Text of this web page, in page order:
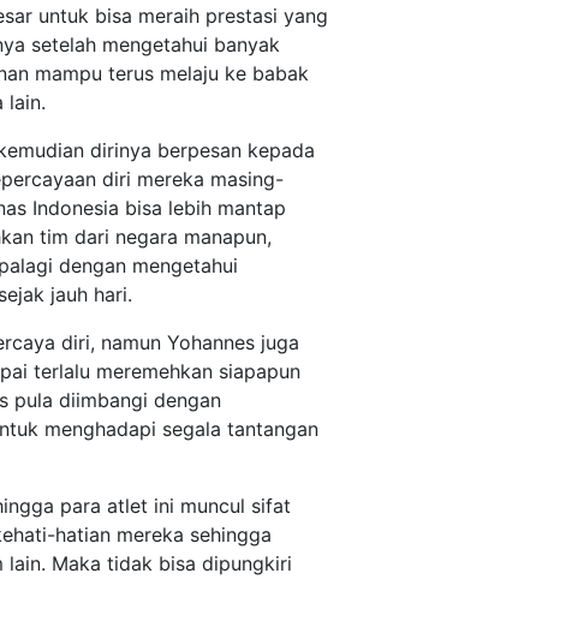
untuk bisa meraih prestasi yang
setelah mengetahui banyak
mampu terus melaju ke babak
lain.
dirinya berpesan kepada
diri mereka masing-
Indonesia bisa lebih mantap
tim dari negara manapun,
dengan mengetahui
jauh hari.
diri, namun Yohannes juga
terlalu meremehkan siapapun
pula diimbangi dengan
menghadapi segala tantangan
para atlet ini muncul sifat
hatian mereka sehingga
lain. Maka tidak bisa dipungkiri